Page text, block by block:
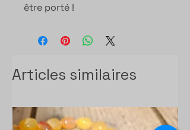
être porté !
Articles similaires